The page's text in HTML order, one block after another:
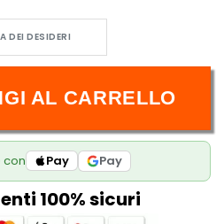
Muppets - Pepe the Prawn 1678
AL CARRELLO
con Pay Pay
100% sicuri